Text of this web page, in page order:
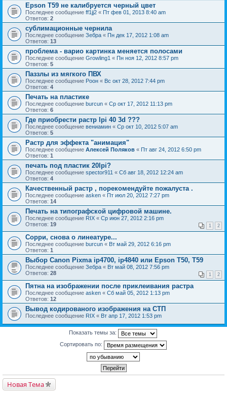
Epson T59 не калибруется черный цвет
Последнее сообщение ff1jj2 « Пт фев 01, 2013 8:40 am
Ответов: 2
сублимационные чернила
Последнее сообщение Зебра « Пн дек 17, 2012 1:08 am
Ответов: 13
проблема - варио картинка меняется полосами
Последнее сообщение Growling1 « Пн ноя 12, 2012 8:57 pm
Ответов: 5
Паззлы из мягкого ПВХ
Последнее сообщение Pоон « Вс окт 28, 2012 7:44 pm
Ответов: 4
Печать на пластике
Последнее сообщение burcun « Ср окт 17, 2012 11:13 pm
Ответов: 6
Где приобрести растр lpi 40 3d ???
Последнее сообщение вениамин « Ср окт 10, 2012 5:07 am
Ответов: 5
Растр для эффекта "анимация"
Последнее сообщение Алексей Поляков « Пт авг 24, 2012 6:50 pm
Ответов: 1
печать под пластик 20lpi?
Последнее сообщение spector911 « Сб авг 18, 2012 12:24 am
Ответов: 4
Качественный растр , порекомендуйте пожалуста .
Последнее сообщение asken « Пт июл 20, 2012 7:27 pm
Ответов: 14
Печать на типографской цифровой машине.
Последнее сообщение RIX « Ср июн 27, 2012 2:16 pm
Ответов: 19 1 2
Сорри, снова о линеатуре...
Последнее сообщение burcun « Вт май 29, 2012 6:16 pm
Ответов: 1
Выбор Canon Pixma ip4700, ip4840 или Epson T50, Т59
Последнее сообщение Зебра « Вт май 08, 2012 7:56 pm
Ответов: 28 1 2
Пятна на изображении после приклеивания растра
Последнее сообщение asken « Сб май 05, 2012 1:13 pm
Ответов: 12
Вывод кодированого изображения на СТП
Последнее сообщение RIX « Вт апр 17, 2012 1:53 pm
Показать темы за:
Сортировать по:
Новая Тема